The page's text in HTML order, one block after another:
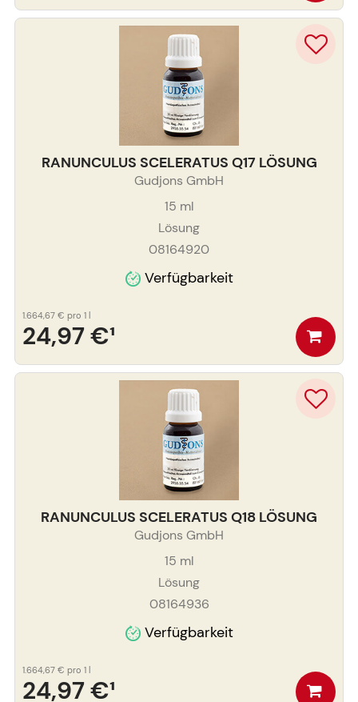
RANUNCULUS SCELERATUS Q17 LÖSUNG
Gudjons GmbH
15 ml
Lösung
08164920
Verfügbarkeit
24,97 €¹
1.664,67 € pro 1 l
RANUNCULUS SCELERATUS Q18 LÖSUNG
Gudjons GmbH
15 ml
Lösung
08164936
Verfügbarkeit
24,97 €¹
1.664,67 € pro 1 l